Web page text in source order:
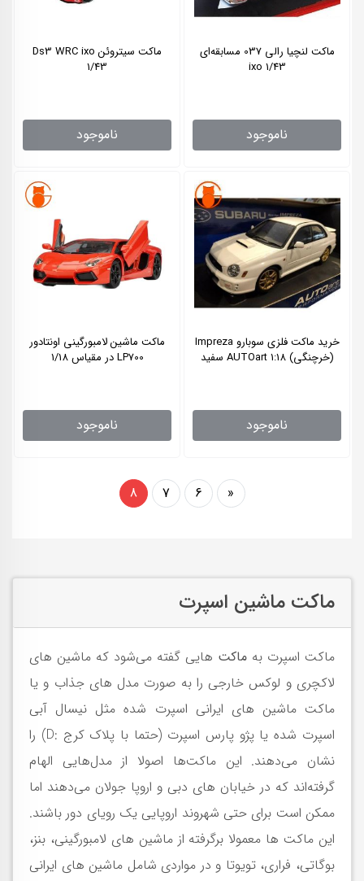
ماکت لنچیا رالی 037 مسابقه‌ای
ixo 1/43
ناموجود
ماکت سیتروئن Ds3 WRC ixo
1/43
ناموجود
خرید ماکت فلزی سوبارو Impreza
(خرچنگی) 1:18 AUTOart سفید
ناموجود
ماکت ماشین لامبورگینی اونتادور
LP700 در مقیاس 1/18
ناموجود
«
6
7
8
ماکت ماشین اسپرت
ماکت‌ اسپرت به ماکت هایی گفته می‌شود که ماشین های
لاکچری و لوکس خارجی را به صورت مدل های جذاب و یا
ماکت ماشین های ایرانی اسپرت شده مثل نیسال آبی
اسپرت شده یا پژو پارس اسپرت (حتما با پلاک کرج :D) را
نشان می‌دهند. این ماکت‌ها اصولا از مدل‌هایی الهام
گرفته‌اند که در خیابان های دبی و اروپا جولان می‌دهند اما
ممکن است برای حتی شهروند اروپایی یک رویای دور باشند.
این ماکت ها معمولا برگرفته از ماشین های لامبورگینی، بنز،
بوگاتی، فراری، تویوتا و در مواردی شامل ماشین های ایرانی